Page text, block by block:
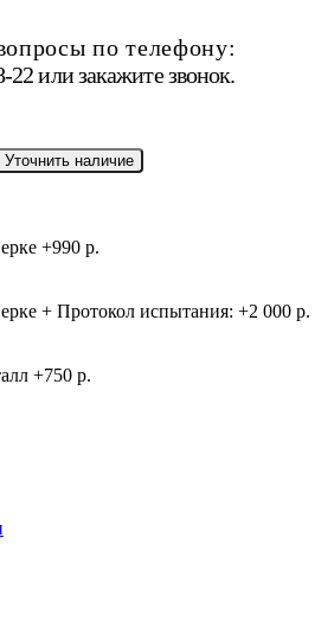
по телефону:
22 илизакажите звонок.
Уточнить наличие
+990 р.
+ Протокол испытания: +2 000 р.
+750 р.